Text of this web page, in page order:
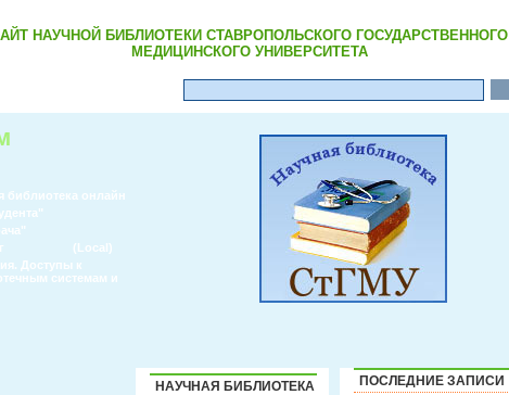
НАУЧНОЙ БИБЛИОТЕКИ СТАВРОПОЛЬСКОГО ГОСУДАРСТВЕННОГО
МЕДИЦИНСКОГО УНИВЕРСИТЕТА
библиотека онлайн
(Local)
Доступы к
системам и
НАУЧНАЯ БИБЛИОТЕКА ПОСЛЕДНИЕ ЗАПИСИ